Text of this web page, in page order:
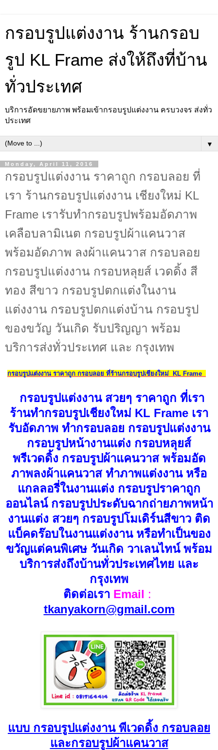
กรอบรูปแต่งงาน ร้านกรอบ
รูป KL Frame ส่งให้ถึงที่บ้าน
ทั่วประเทศ
บริการอัดขยายภาพ พร้อมเข้ากรอบรูปแต่งงาน ครบวงจร ส่งทั่ว
ประเทศ
▼
Monday, April 11, 2016
กรอบรูปแต่งงาน ราคาถูก กรอบลอย ที่
เรา ร้านกรอบรูปแต่งงาน เชียงใหม่ KL
Frame เรารับทำกรอบรูปพร้อมอัดภาพ
เคลือบลามิเนต กรอบรูปผ้าแคนวาส
พร้อมอัดภาพ ลงผ้าแคนวาส กรอบลอย
กรอบรูปแต่งงาน กรอบหลุยส์ เวดดิ้ง สี
ทอง สีขาว กรอบรูปตกแต่งในงาน
แต่งงาน กรอบรูปตกแต่งบ้าน กรอบรูป
ของขวัญ วันเกิด รับปริญญา พร้อม
บริการส่งทั่วประเทศ และ กรุงเทพ
กรอบรูปแต่งงาน ราคาถูก กรอบลอย ที่ร้านกรอบรูปเชียงใหม่ KL Frame
กรอบรูปแต่งงาน สวยๆ ราคาถูก ที่เรา
ร้านทำกรอบรูปเชียงใหม่ KL Frame เรา
รับอัดภาพ ทำกรอบลอย กรอบรูปแต่งงาน
กรอบรูปหน้างานแต่ง กรอบหลุยส์
พรีเวดดิ้ง กรอบรูปผ้าแคนวาส พร้อมอัด
ภาพลงผ้าแคนวาส ทำภาพแต่งงาน หรือ
แกลลอรี่ในงานแต่ง กรอบรูปราคาถูก
ออนไลน์ กรอบรูปประดับฉากถ่ายภาพหน้า
งานแต่ง สวยๆ กรอบรูปโมเดิร์นสีขาว ติด
แบ็คดร๊อบในงานแต่งงาน หรือทำเป็นของ
ขวัญแต่คนพิเศษ วันเกิด วาเลนไทน์ พร้อม
บริการส่งถึงบ้านทั่วประเทศไทย และ
กรุงเทพ
ติดต่อเรา Email :
tkanyakorn@gmail.com
แบบ กรอบรูปแต่งงาน พีเวดดิ้ง กรอบลอย
และกรอบรูปผ้าแคนวาส